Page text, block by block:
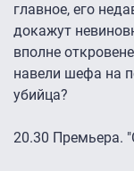
главное, его
докажут
вполне
навели шефа на
убийца?
20.30 Премьера.